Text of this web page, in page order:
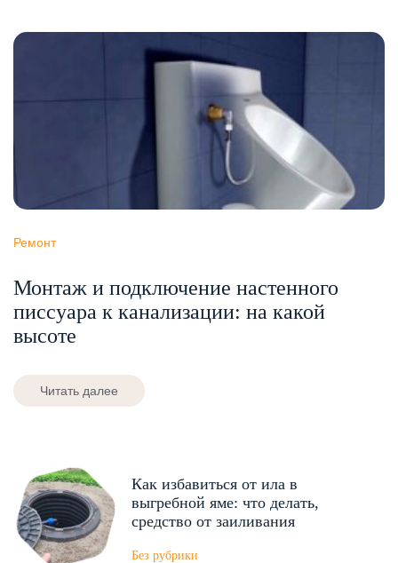
Ремонт
Монтаж и подключение настенного
писсуара к канализации: на какой
высоте
Читать далее
Как избавиться от ила в
выгребной яме: что делать,
средство от заиливания
Без рубрики